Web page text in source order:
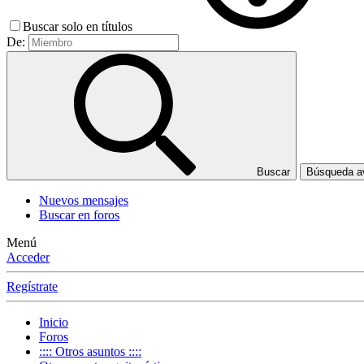
Buscar solo en títulos
De:
Buscar Búsqueda
Nuevos mensajes
Buscar en foros
Menú
Acceder
Regístrate
Inicio
Foros
:::: Otros asuntos ::::